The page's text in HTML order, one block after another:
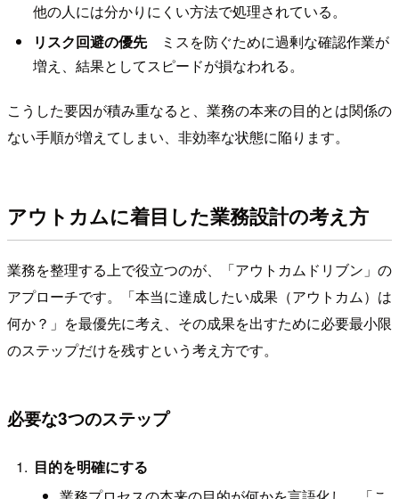
他の人には分かりにくい方法で処理されている。
リスク回避の優先ミスを防ぐために過剰な確認作業が
増え、結果としてスピードが損なわれる。
こうした要因が積み重なると、業務の本来の目的とは関係の
ない手順が増えてしまい、非効率な状態に陥ります。
アウトカムに着目した業務設計の考え方
業務を整理する上で役立つのが、「アウトカムドリブン」の
アプローチです。「本当に達成したい成果（アウトカム）は
何か？」を最優先に考え、その成果を出すために必要最小限
のステップだけを残すという考え方です。
必要な3つのステップ
目的を明確にする